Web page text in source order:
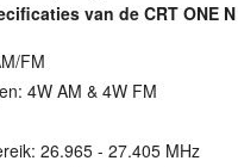
van de CRT ONE N
FM
4W AM & 4W FM
26.965 - 27.405 MHz